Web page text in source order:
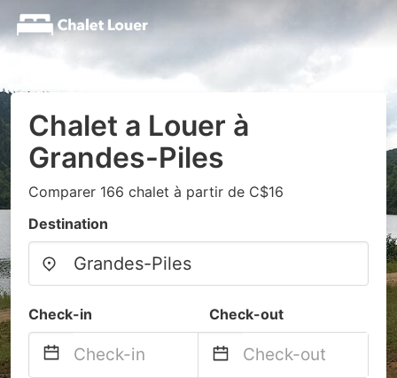
Chalet a Louer à
Grandes-Piles
Comparer 166 chalet à partir de C$16
Destination
Check-in Check-out